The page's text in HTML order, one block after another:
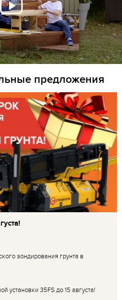
предложения
зондирования грунта в
установки 35FS до 15 августа!